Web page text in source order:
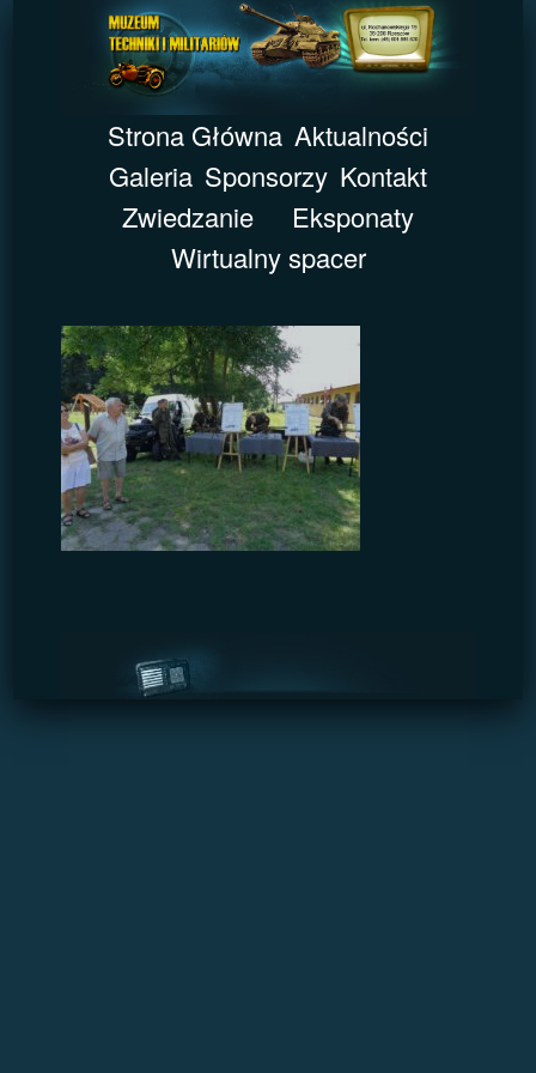
Strona Główna Aktualności
Galeria Sponsorzy Kontakt
Zwiedzanie
Eksponaty
Wirtualny spacer